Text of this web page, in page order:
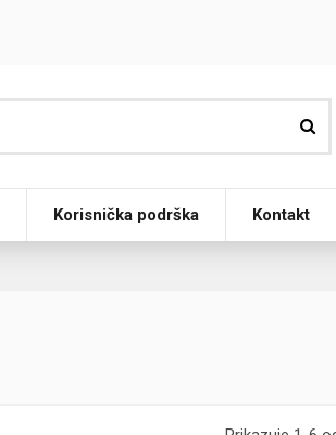
Korisnička podrška Kontakt